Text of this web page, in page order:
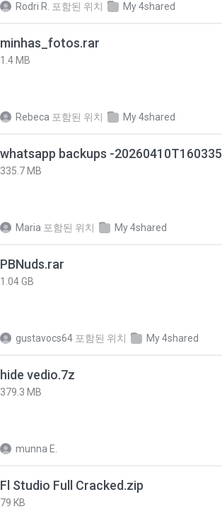
Rodri R. 포함된 위치 My 4shared
minhas_fotos.rar
1.4 MB
Rebeca 포함된 위치 My 4shared
335.7 MB
Maria 포함된 위치 My 4shared
PBNuds.rar
1.04 GB
gustavocs64 포함된 위치 My 4shared
hide vedio.7z
379.3 MB
munna E.
Fl Studio Full Cracked.zip
79 KB